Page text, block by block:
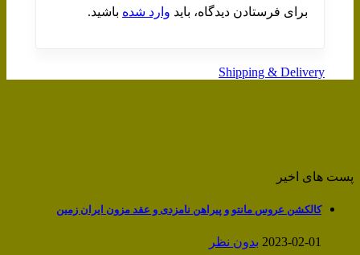
برای فرستادن دیدگاه، باید وارد شده باشید.
Shipping & Delivery
پست های اخیر
کالکشن عروس مانتو و پیراهن نامزدی و عقد مزون ایران زمین
2023-02-01 بدون نظر